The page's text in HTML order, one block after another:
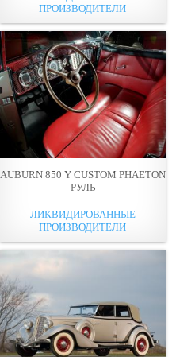
ПРОИЗВОДИТЕЛИ
AUBURN 850 Y CUSTOM PHAETON
РУЛЬ
ЛИКВИДИРОВАННЫЕ
ПРОИЗВОДИТЕЛИ